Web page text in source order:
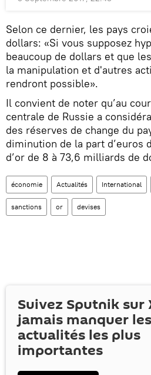
Selon ce dernier, les pays
dollars: «Si vous supposez
beaucoup de dollars et que les
la manipulation et d'autres
rendront possible».
Il convient de noter qu’au
centrale de Russie a
des réserves de change du
diminution de la part d’euros
d’or de 8 à 73,6 milliards de
économie Actualités International
sanctions or devises
Suivez Sputnik sur
jamais manquer les
actualités les plus
importantes